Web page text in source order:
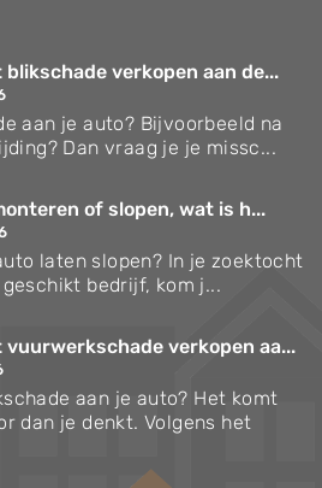
verkopen aan de...
aan je auto? Bijvoorbeeld na
Dan vraag je je missc...
of slopen, wat is h...
laten slopen? In je zoektocht
bedrijf, kom j...
vuurwerkschade verkopen aa...
aan je auto? Het komt
dan je denkt. Volgens het